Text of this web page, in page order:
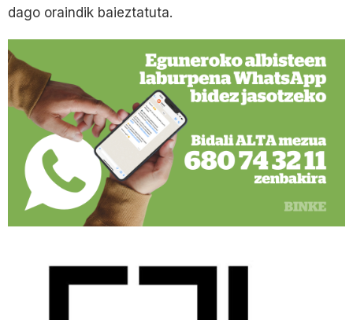
dago oraindik baieztatuta.